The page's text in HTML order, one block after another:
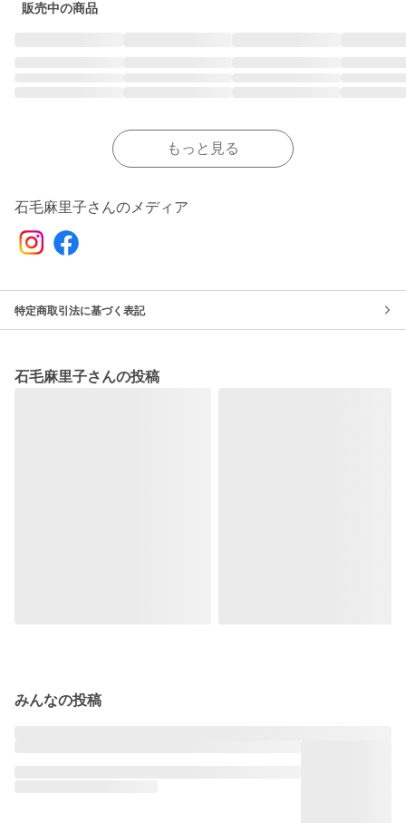
販売中の商品
もっと見る
石毛麻里子さんのメディア
特定商取引法に基づく表記
石毛麻里子さんの投稿
みんなの投稿